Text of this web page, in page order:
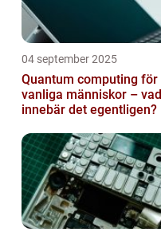
04 september 2025
Quantum computing för
vanliga människor – vad
innebär det egentligen?